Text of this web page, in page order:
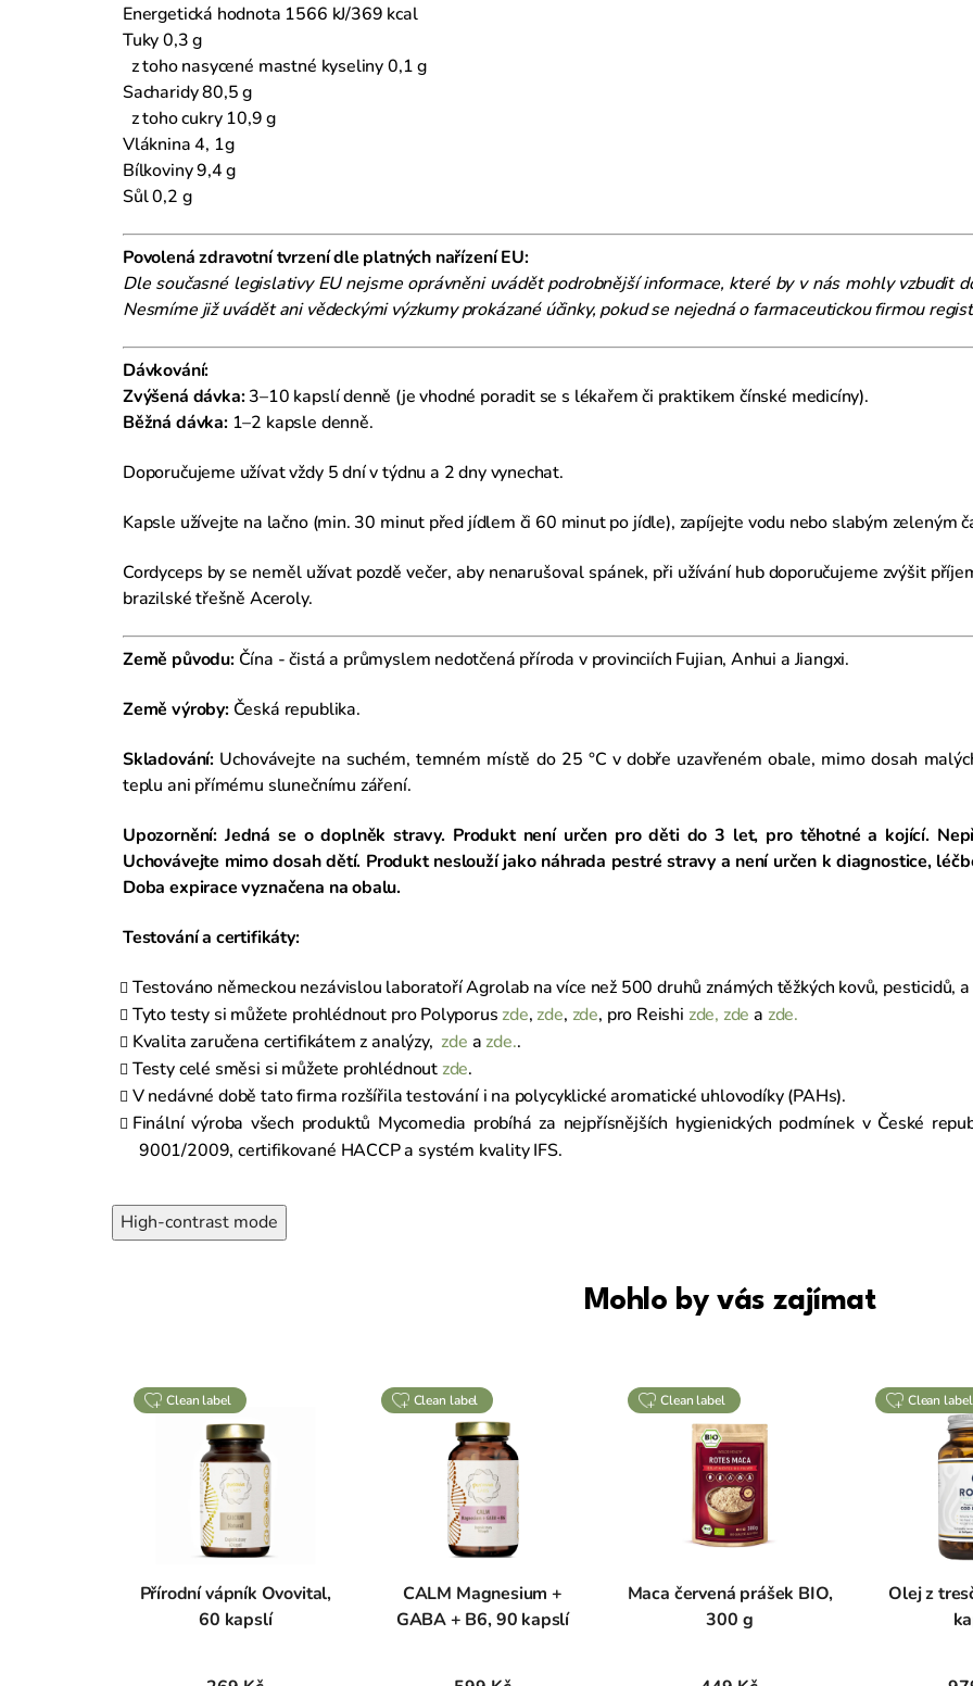
Energetická hodnota 1566 kJ/369 kcal
Tuky 0,3 g
z toho nasycené mastné kyseliny 0,1 g
Sacharidy 80,5 g
z toho cukry 10,9 g
Vláknina 4, 1g
Bílkoviny 9,4 g
Sůl 0,2 g
Povolená zdravotní tvrzení dle platných nařízení EU:
Dle současné legislativy EU nejsme oprávněni uvádět podrobnější informace, které by v nás mohly vzbudit
Nesmíme již uvádět ani vědeckými výzkumy prokázané účinky, pokud se nejedná o farmaceutickou firmou
Dávkování:
Zvýšená dávka:3–10 kapslí denně (je vhodné poradit se s lékařem či praktikem čínské medicíny).
Běžná dávka:1–2 kapsle denně.
Doporučujeme užívat vždy 5 dní v týdnu a 2 dny vynechat.
Kapsle užívejte na lačno (min. 30 minut před jídlem či 60 minut po jídle), zapíjejte vodu nebo slabým zeleným
Cordyceps by se neměl užívat pozdě večer, aby nenarušoval spánek, při užívání hub doporučujeme zvýšit
brazilské třešně Aceroly.
Země původu:Čína - čistá a průmyslem nedotčená příroda v provinciích Fujian, Anhui a Jiangxi.
Země výroby:Česká republika.
Skladování: Uchovávejte na suchém, temném místě do 25 °C v dobře uzavřeném obale, mimo dosah
teplu ani přímému slunečnímu záření.
Upozornění:Jedná se o doplněk stravy. Produkt není určen pro děti do 3 let, pro těhotné a kojící.
Uchovávejte mimo dosah dětí. Produkt neslouží jako náhrada pestré stravy a není určen k diagnostice,
Doba expirace vyznačena na obalu.
Testování a certifikáty:
Testováno německou nezávislou laboratoří Agrolab na více než 500 druhů známých těžkých kovů, pesticidů,
Tyto testy si můžete prohlédnout pro Polyporus zde, zde, zde, pro Reishi zde, zde a zde.
Kvalita zaručena certifikátem z analýzy, zde a zde..
Testy celé směsi si můžete prohlédnout zde.
V nedávné době tato firma rozšířila testování i na polycyklické aromatické uhlovodíky (PAHs).
Finální výroba všech produktů Mycomedia probíhá za nejpřísnějších hygienických podmínek v České
9001/2009, certifikované HACCP a systém kvality IFS.
High-contrast mode
Mohlo by vás zajímat
clean label
Přírodní vápník Ovovital,
60 kapslí
clean label
CALM Magnesium +
GABA + B6, 90 kapslí
clean label
Maca červená prášek BIO,
300 g
clean label
Olej z